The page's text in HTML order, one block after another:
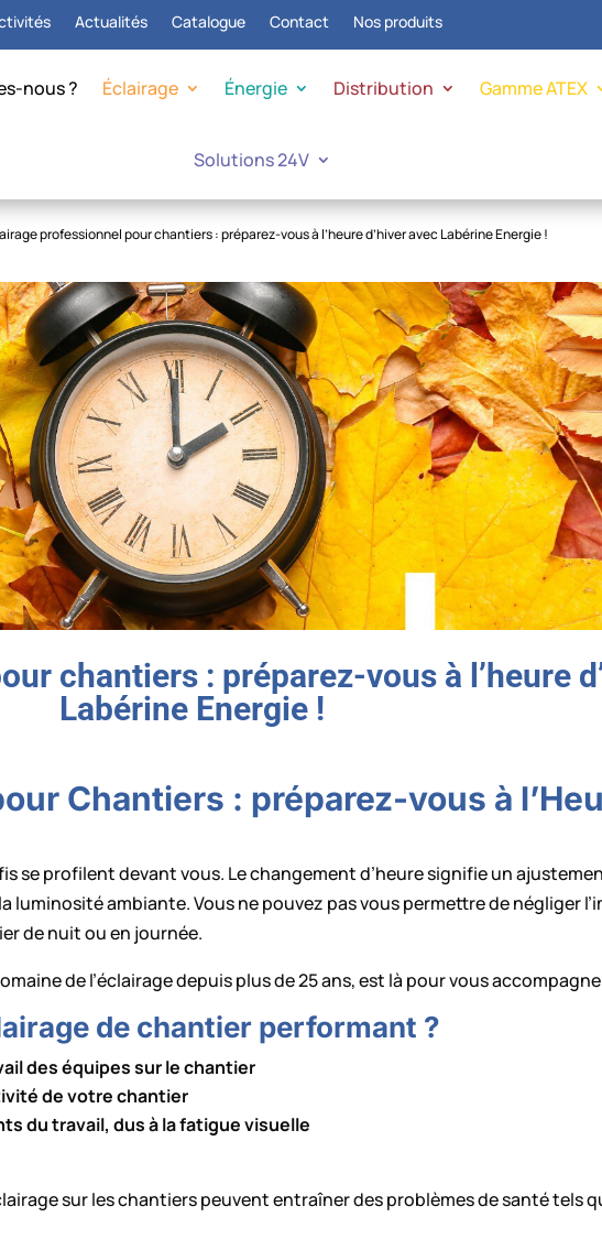
Actualités Catalogue Contact Nos produits
nous ? Éclairage Énergie Distribution Gamme ATEX
Solutions 24V
professionnel pour chantiers : préparez-vous à l’heure d’hiver avec Labérine Energie !
chantiers : préparez-vous à l’heure
Labérine Energie !
Chantiers : préparez-vous à
se profilent devant vous. Le changement d’heure signifie un
ambiante. Vous ne pouvez pas vous permettre de négliger
de nuit ou en journée.
de l’éclairage depuis plus de 25 ans, est là pour vous
de chantier performant ?
des équipes sur le chantier
de votre chantier
du travail, dus à la fatigue visuelle
sur les chantiers peuvent entraîner des problèmes de santé tels